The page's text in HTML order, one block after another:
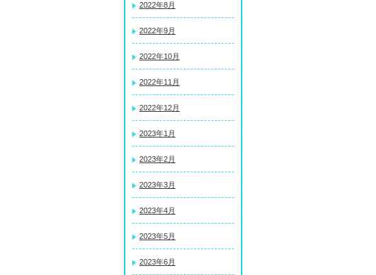
2022年8月
2022年9月
2022年10月
2022年11月
2022年12月
2023年1月
2023年2月
2023年3月
2023年4月
2023年5月
2023年6月